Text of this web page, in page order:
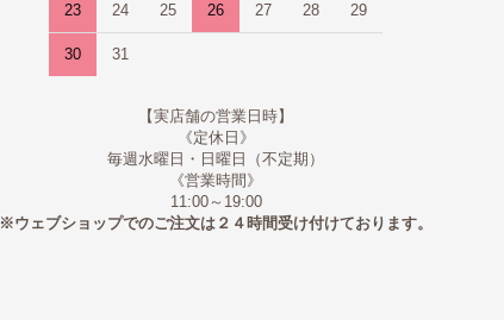
23 24 25 26 27 28 29
30 31
【実店舗の営業日時】
《定休日》
毎週水曜日・日曜日（不定期）
《営業時間》
11:00～19:00
※ウェブショップでのご注文は２４時間受け付けております。